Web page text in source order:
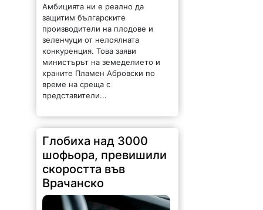
защитим българските
производители на плодове и
зеленчуци от нелоялната
конкуренция. Това заяви
министърът на земеделието и
храните Пламен Абровски по
време на среща с
представители...
Глобиха над 3000
шофьора, превишили
скоростта във
Врачанско